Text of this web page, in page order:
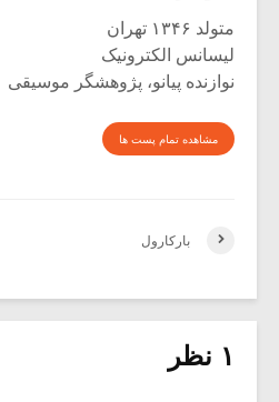
متولد ۱۳۴۶ تهران
لیسانس الکترونیک
نوازنده پیانو، پژوهشگر موسیقی
مشاهده تمام پست ها
بارکارول
۱ نظر